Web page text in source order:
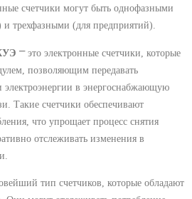
счетчики могут быть однофазными
и трехфазными (для предприятий).
⎻ это электронные счетчики, которые
позволяющим передавать
в энергоснабжающую
Такие счетчики обеспечивают
что упрощает процесс снятия
отслеживать изменения в
тип счетчиков, которые обладают